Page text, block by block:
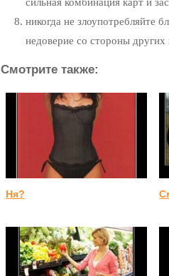
никогда не злоупотребляйте
недоверие со стороны других
Смотрите также:
Ня?